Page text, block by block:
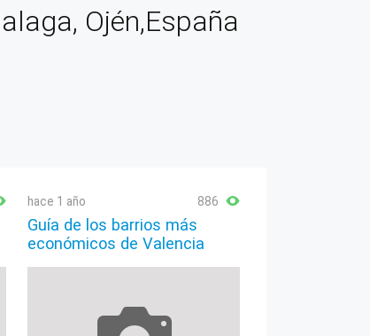
Ojén,España
hace 1 año 886
Guía de los barrios más
económicos de Valencia